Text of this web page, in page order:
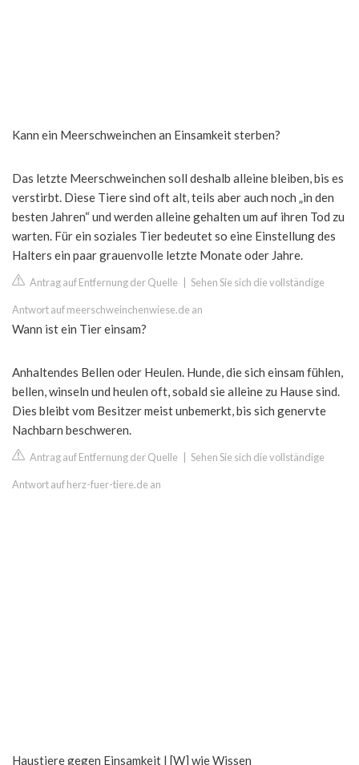
Kann ein Meerschweinchen an Einsamkeit sterben?
Das letzte Meerschweinchen soll deshalb alleine bleiben, bis es
verstirbt. Diese Tiere sind oft alt, teils aber auch noch „in den
besten Jahren“ und werden alleine gehalten um auf ihren Tod zu
warten. Für ein soziales Tier bedeutet so eine Einstellung des
Halters ein paar grauenvolle letzte Monate oder Jahre.
Antrag auf Entfernung der Quelle Sehen Sie sich die vollständige
Antwort auf meerschweinchenwiese.de an
Wann ist ein Tier einsam?
Anhaltendes Bellen oder Heulen. Hunde, die sich einsam fühlen,
bellen, winseln und heulen oft, sobald sie alleine zu Hause sind.
Dies bleibt vom Besitzer meist unbemerkt, bis sich genervte
Nachbarn beschweren.
Antrag auf Entfernung der Quelle Sehen Sie sich die vollständige
Antwort auf herz-fuer-tiere.de an
Haustiere gegen Einsamkeit | [W] wie Wissen